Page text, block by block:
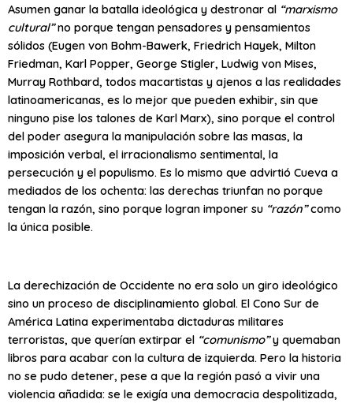
Asumen ganar la batalla ideológica y destronar al “marxismo
cultural”no porque tengan pensadores y pensamientos
sólidos (Eugen von Bohm-Bawerk, Friedrich Hayek, Milton
Friedman, Karl Popper, George Stigler, Ludwig von Mises,
Murray Rothbard, todos macartistas y ajenos a las realidades
latinoamericanas, es lo mejor que pueden exhibir, sin que
ninguno pise los talones de Karl Marx), sino porque el control
del poder asegura la manipulación sobre las masas, la
imposición verbal, el irracionalismo sentimental, la
persecución y el populismo. Es lo mismo que advirtió Cueva a
mediados de los ochenta: las derechas triunfan no porque
tengan la razón, sino porque logran imponer su “razón”como
la única posible.
La derechización de Occidente no era solo un giro ideológico
sino un proceso de disciplinamiento global. El Cono Sur de
América Latina experimentaba dictaduras militares
terroristas, que querían extirpar el “comunismo”y quemaban
libros para acabar con la cultura de izquierda. Pero la historia
no se pudo detener, pese a que la región pasó a vivir una
violencia añadida: se le exigía una democracia despolitizada,